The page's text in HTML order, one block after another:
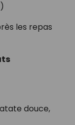
les repas
douce,